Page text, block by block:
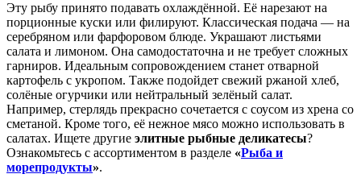
Эту рыбу принято подавать охлаждённой. Её нарезают на
порционные куски или филируют. Классическая подача — на
серебряном или фарфоровом блюде. Украшают листьями
салата и лимоном. Она самодостаточна и не требует сложных
гарниров. Идеальным сопровождением станет отварной
картофель с укропом. Также подойдет свежий ржаной хлеб,
солёные огурчики или нейтральный зелёный салат.
Например, стерлядь прекрасно сочетается с соусом из хрена со
сметаной. Кроме того, её нежное мясо можно использовать в
салатах. Ищете другие элитные рыбные деликатесы?
Ознакомьтесь с ассортиментом в разделе «Рыба и
морепродукты».